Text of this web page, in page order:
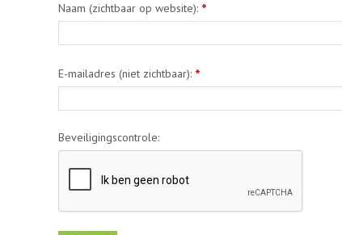
Naam (zichtbaar op website): *
E-mailadres (niet zichtbaar): *
Beveiligingscontrole: